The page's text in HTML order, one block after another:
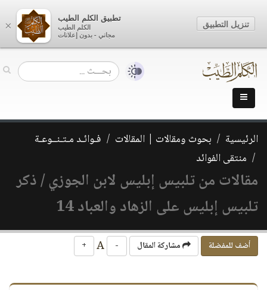
الرئيسية بحوث ومقالات | المقالات
فـوائـد مـتـنــوعـة
منتقى الفوائد
مقالات من تلبيس إبليس لابن الجوزي / ذكر
تلبيس إبليس على الزهاد والعباد 14
أضف للمفضلة مشاركة المقال -
+
×
تطبيق الكلم الطيب
الكلم الطيب
مجاني - بدون إعلانات
تنزيل التطبيق